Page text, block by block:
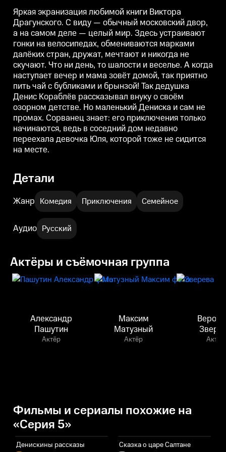
вечер и мама зовёт домой, так
приятно пить чай с бубликами и
брынзой! Так дедушка Денис
Кораблёв рассказывал внуку о
своём озорном детстве. Но
маленький Дениска и сам не
промах. Сорванец знает: его
приключения только
начинаются, ведь в соседний
дом недавно переехала девочка
Юля, которой тоже не сидится
на месте.
вечер и мама зовёт домой, так
приятно пить чай с бубликами и
брынзой! Так дедушка Денис
Кораблёв рассказывал внуку о
своём озорном детстве. Но
маленький Дениска и сам не
промах. Сорванец знает: его
приключения только
начинаются, ведь в соседний
дом недавно переехала девочка
Юля, которой тоже не сидится
Яркая экранизация любимой книги Виктора
Драгунского. C виду — обычный московский двор,
а на самом деле — целый мир. Здесь устраивают
гонки на велосипедах, обмениваются марками
далёких стран, дружат, мечтают и никогда не
скучают. Что ни день, то шалости и веселье. А когда
наступает вечер и мама зовёт домой, так приятно
пить чай с бубликами и брынзой! Так дедушка
Денис Кораблёв рассказывал внуку о своём
озорном детстве. Но маленький Дениска и сам не
промах. Сорванец знает: его приключения только
начинаются, ведь в соседний дом недавно
переехала девочка Юля, которой тоже не сидится
на месте.
Детали
Жанр Комедия Приключения Семейное
Аудио Русский
Актёры и съёмочная группа
Александр
Пашутин
Актёр
Максим
Матузный
Актёр Актёр
Фильмы и сериалы похожие на
«Серия 5»
Денискины рассказы Сказка о царе Салтане